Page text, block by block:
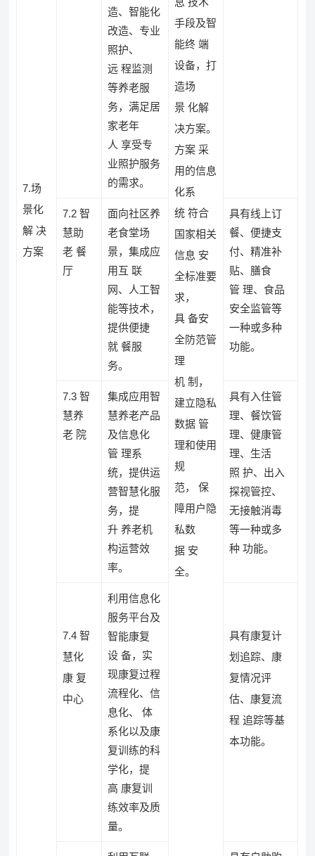
7.场
景化
解 决
方案
造、智能化
改造、专业
照护、
远 程监测
等养老服
务，满足居
家老年
人 享受专
业照护服务
的需求。
手段及智
能终 端
设备，打
造场
景 化解
决方案。
方案 采
用的信息
化系
统 符合
国家相关
信息 安
全标准要
求，
具 备安
全防范管
理
机 制，
建立隐私
数据 管
理和使用
规
范， 保
障用户隐
私数
据 安
全。
7.2 智
慧助
老 餐
厅
面向社区养
老食堂场
景，集成应
用互 联
网、人工智
能等技术，
提供便捷
就 餐服
务。
具有线上订
餐、便捷支
付、精准补
贴、膳食
管 理、食品
安全监管等
一种或多种
功能。
7.3 智
慧养
老 院
集成应用智
慧养老产品
及信息化
管 理系
统，提供运
营智慧化服
务，提
升 养老机
构运营效
率。
具有入住管
理、餐饮管
理、健康管
理、生活
照 护、出入
探视管控、
无接触消毒
等一种或多
种 功能。
7.4 智
慧化
康 复
中心
利用信息化
服务平台及
智能康复
设 备，实
现康复过程
流程化、信
息化、 体
系化以及康
复训练的科
学化，提
高 康复训
练效率及质
量。
具有康复计
划追踪、康
复情况评
估、康复流
程 追踪等基
本功能。